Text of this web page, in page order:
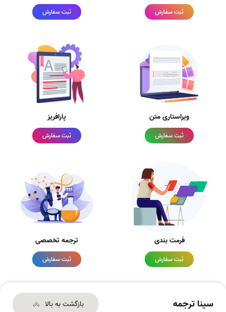
ثبت سفارش ثبت سفارش
ویراستاری متن
ثبت سفارش
پارافریز
ثبت سفارش
فرمت بندی
ثبت سفارش
ترجمه تخصصی
ثبت سفارش
سینا ترجمه بازگشت به بالا